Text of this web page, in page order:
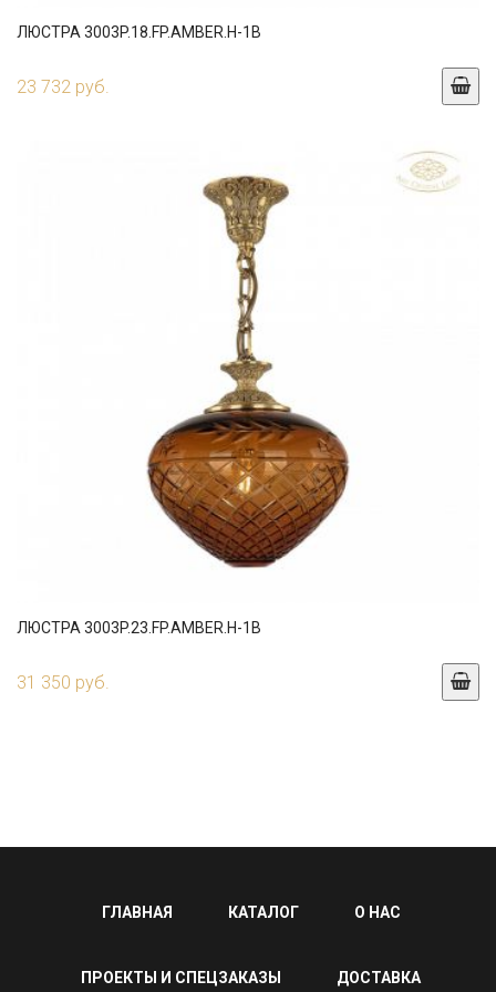
ЛЮСТРА 3003P.18.FP.AMBER.H-1B
23 732 руб.
ЛЮСТРА 3003P.23.FP.AMBER.H-1B
31 350 руб.
ГЛАВНАЯ КАТАЛОГ О НАС
ПРОЕКТЫ И СПЕЦЗАКАЗЫ ДОСТАВКА